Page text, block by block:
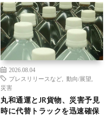
2026.08.04
プレスリリースなど
動向/展望
災害
丸和通運とJR貨物、災害予見
時に代替トラックを迅速確保